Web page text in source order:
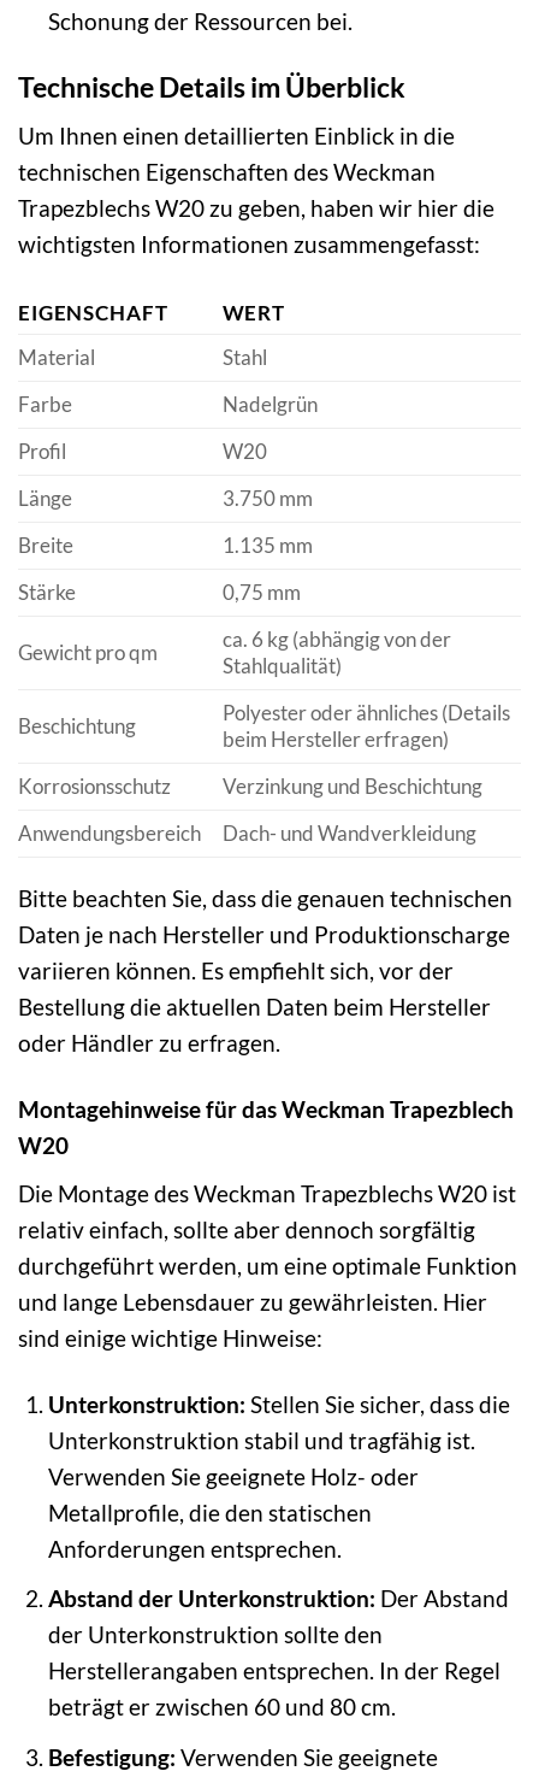
Schonung der Ressourcen bei.
Technische Details im Überblick
Um Ihnen einen detaillierten Einblick in die
technischen Eigenschaften des Weckman
Trapezblechs W20 zu geben, haben wir hier die
wichtigsten Informationen zusammengefasst:
EIGENSCHAFT
WERT
Material
Stahl
Farbe
Nadelgrün
Profil
W20
Länge
3.750 mm
Breite
1.135 mm
Stärke
0,75 mm
Gewicht pro qm
ca. 6 kg (abhängig von der
Stahlqualität)
Beschichtung
Polyester oder ähnliches (Details
beim Hersteller erfragen)
Korrosionsschutz
Verzinkung und Beschichtung
Anwendungsbereich
Dach- und Wandverkleidung
Bitte beachten Sie, dass die genauen technischen
Daten je nach Hersteller und Produktionscharge
variieren können. Es empfiehlt sich, vor der
Bestellung die aktuellen Daten beim Hersteller
oder Händler zu erfragen.
Montagehinweise für das Weckman Trapezblech
W20
Die Montage des Weckman Trapezblechs W20 ist
relativ einfach, sollte aber dennoch sorgfältig
durchgeführt werden, um eine optimale Funktion
und lange Lebensdauer zu gewährleisten. Hier
sind einige wichtige Hinweise:
Unterkonstruktion: Stellen Sie sicher, dass die
Unterkonstruktion stabil und tragfähig ist.
Verwenden Sie geeignete Holz- oder
Metallprofile, die den statischen
Anforderungen entsprechen.
Abstand der Unterkonstruktion: Der Abstand
der Unterkonstruktion sollte den
Herstellerangaben entsprechen. In der Regel
beträgt er zwischen 60 und 80 cm.
Befestigung: Verwenden Sie geeignete